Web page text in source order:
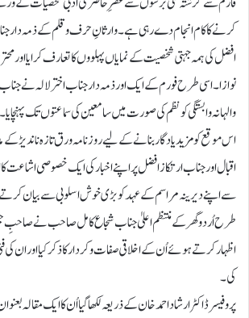
کرنے کا کام انجام دے رہی ہے ۔ وارثانِ حرف و قلم کے ذمہ دار
افضل کی ہمہ جہتی شخصیت کے نمایاں پہلووں کا تعارف کرایا اور
نوازا۔اسی طرح فورم کے ایک اور ذمہ دار جناب اختر لالہ نے
والہانہ وابستگی کو نظم کی صورت میں سامعین کی سماعتوں تک پہنچایا۔
اس موقع کومزید یادگار بنانے کے لیے روزنامہ ورق تازہ ناندیڑ کے
اقبال اور جناب ارتکاز افضل پر اپنے اخبار کی ایک خصوصی اشاعت کا
سے اپنےدیرینہ مراسم کے عہد کو بڑی خوش اسلوبی سے بیان
طرح اُردوگھر کے منتظم اعلیٰ جناب شجاع کامل صاحب نے صاحبِ جشن
اظہار کرتے ہوئے اُن کے اخلاقی صفات و کردار کا ذکر کیااور ان کی
کی۔
پروفیسر ڈاکٹر ارشاد احمد خان کے ذریعہ لکھا گیااُن کا ایک مقالہ